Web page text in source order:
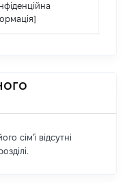
сім'ї відсутні